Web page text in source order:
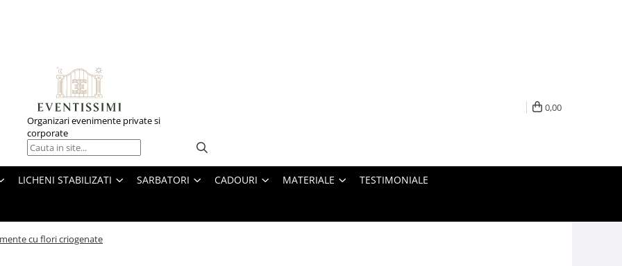
Organizari evenimente private si
corporate
0,00
LICHENI STABILIZATI SARBATORI CADOURI MATERIALE TESTIMONIALE
cu flori criogenate